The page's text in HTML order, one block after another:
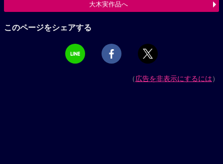
大木実作品へ
このページをシェアする
（広告を非表示にするには）